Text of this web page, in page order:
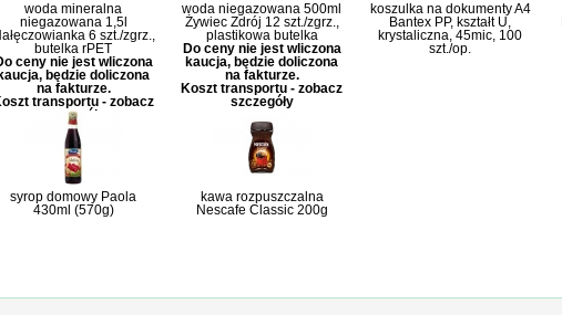
woda mineralna
niegazowana 1,5l
6 szt./zgrz.,
butelka rPET
ceny nie jest wliczona
będzie doliczona
na fakturze.
transportu - zobacz
szczegóły
woda niegazowana 500ml
Żywiec Zdrój 12 szt./zgrz.,
plastikowa butelka
Do ceny nie jest wliczona
kaucja, będzie doliczona
na fakturze.
Koszt transportu - zobacz
szczegóły
koszulka na dokumenty A4
Bantex PP, kształt U,
krystaliczna, 45mic, 100
szt./op.
syrop domowy Paola
430ml (570g)
kawa rozpuszczalna
Nescafe Classic 200g